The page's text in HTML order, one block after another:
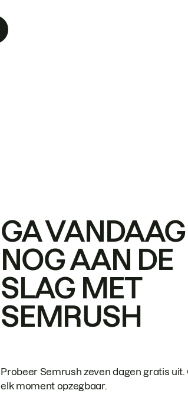
GA VANDAAG
NOG AAN DE
SLAG MET
SEMRUSH
Probeer Semrush zeven dagen gratis uit.
elk moment opzegbaar.